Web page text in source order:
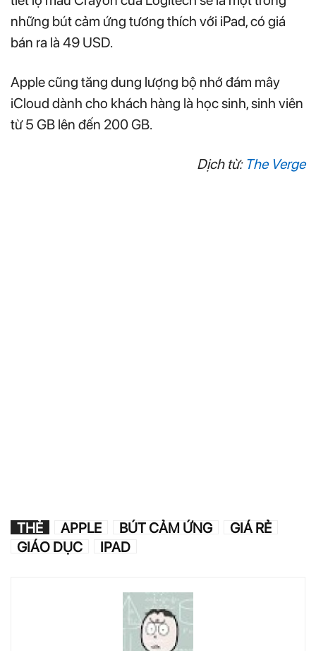
những bút cảm ứng tương thích với iPad, có giá
bán ra là 49 USD.
Apple cũng tăng dung lượng bộ nhớ đám mây
iCloud dành cho khách hàng là học sinh, sinh viên
từ 5 GB lên đến 200 GB.
Dịch từ: The Verge
THẺ APPLE BÚT CẢM ỨNG
GIÁ RẺ
GIÁO DỤC
IPAD